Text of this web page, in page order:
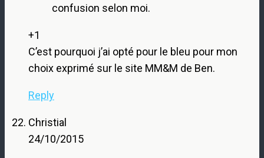
confusion selon moi.
+1
C’est pourquoi j’ai opté pour le bleu pour mon
choix exprimé sur le site MM&M de Ben.
Reply
Christial
24/10/2015